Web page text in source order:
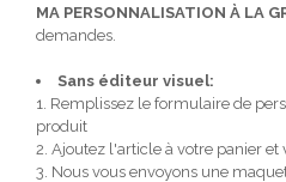
MA PERSONNALISATION À LA
demandes.
Sans éditeur visuel:
1. Remplissez le formulaire de
produit
2. Ajoutez l'article à votre panier
3. Nous vous envoyons une